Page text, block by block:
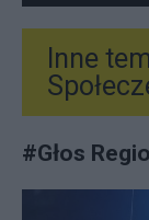
Inne
#Głos